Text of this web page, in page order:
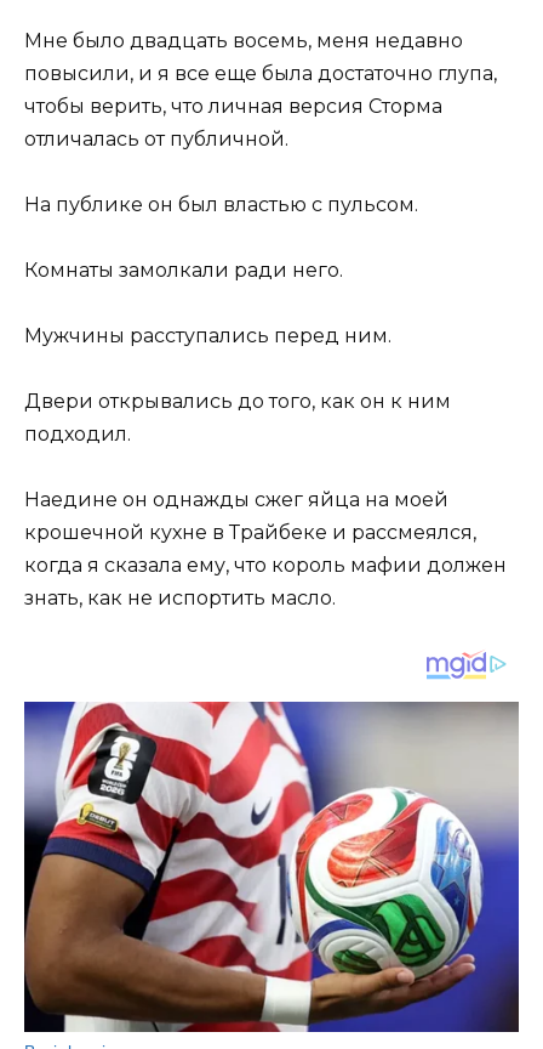
Мне было двадцать восемь, меня недавно
повысили, и я все еще была достаточно глупа,
чтобы верить, что личная версия Сторма
отличалась от публичной.
На публике он был властью с пульсом.
Комнаты замолкали ради него.
Мужчины расступались перед ним.
Двери открывались до того, как он к ним
подходил.
Наедине он однажды сжег яйца на моей
крошечной кухне в Трайбеке и рассмеялся,
когда я сказала ему, что король мафии должен
знать, как не испортить масло.